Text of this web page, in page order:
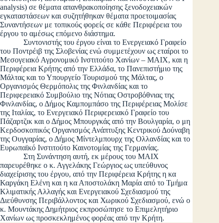
analysis) σε θέματα απανθρακοποίησης ξενοδοχειακών
εγκαταστάσεων και συζητήθηκαν θέματα προετοιμασίας
Συναντήσεων με τοπικούς φορείς σε κάθε Περιφέρεια του
έργου το αμέσως επόμενο διάστημα.
Συντονιστής του έργου είναι το Ενεργειακό Γραφείο
του Ποντρέιβ της Σλοβενίας ενώ συμμετέχουν ως εταίροι το
Μεσογειακό Αγρονομικό Ινστιτούτο Χανίων – ΜΑΙΧ, και η
Περιφέρεια Κρήτης από την Ελλάδα, το Πανεπιστήμιο της
Μάλτας και το Υπουργείο Τουρισμού της Μάλτας, ο
Οργανισμός Θερμόπολις της Φινλανδίας και το
Περιφερειακό Συμβούλιο της Νότιας Οστροβόθνιας της
Φινλανδίας, ο Δήμος Καμπομπάσο της Περιφέρειας Μολίσε
της Ιταλίας, το Ενεργειακό Περιφερειακό Γραφείο του
Πάζαρτζικ και ο Δήμος Μπουργκάς από την Βουλγαρία, ο μη
Κερδοσκοπικός Οργανισμός Ανάπτυξης Κεντρικού Δούναβη
της Ουγγαρίας, ο Δήμος Μίντελμπουρχ της Ολλανδίας και το
Ευρωπαϊκό Ινστιτούτο Καινοτομίας της Γερμανίας.
Στη Συνάντηση αυτή, εκ μέρους του ΜΑΙΧ
παρευρέθηκε ο κ. Αγγελάκης Γεώργιος ως υπεύθυνος
διαχείρισης του έργου, από την Περιφέρεια Κρήτης η κα
Καργάκη Ελένη και η κα Αποστολάκη Μαρία από το Τμήμα
Κλιματικής Αλλαγής και Ενεργειακού Σχεδιασμού της
Διεύθυνσης Περιβάλλοντος και Χωρικού Σχεδιασμού, ενώ ο
κ. Μουντάκης Δημήτριος εκπροσώπησε το Επιμελητήριο
Χανίων ως προσκεκλημένος φορέας από την Κρήτη.